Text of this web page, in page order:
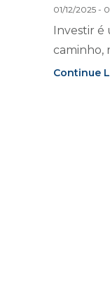
01/12/2025 -
Investir
caminho,
Continue